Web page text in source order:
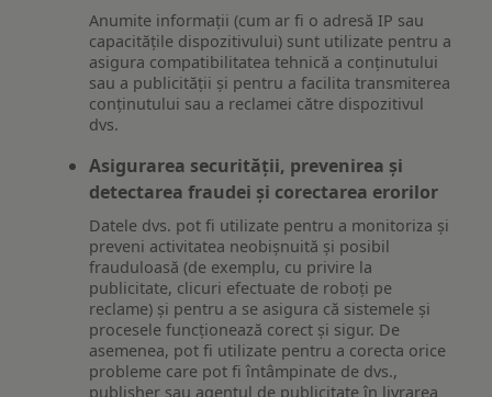
Anumite informații (cum ar fi o adresă IP sau
capacitățile dispozitivului) sunt utilizate pentru a
asigura compatibilitatea tehnică a conținutului
sau a publicității și pentru a facilita transmiterea
conținutului sau a reclamei către dispozitivul
dvs.
Asigurarea securității, prevenirea și
detectarea fraudei și corectarea erorilor
Datele dvs. pot fi utilizate pentru a monitoriza și
preveni activitatea neobișnuită și posibil
frauduloasă (de exemplu, cu privire la
publicitate, clicuri efectuate de roboți pe
reclame) și pentru a se asigura că sistemele și
procesele funcționează corect și sigur. De
asemenea, pot fi utilizate pentru a corecta orice
probleme care pot fi întâmpinate de dvs.,
publisher sau agentul de publicitate în livrarea